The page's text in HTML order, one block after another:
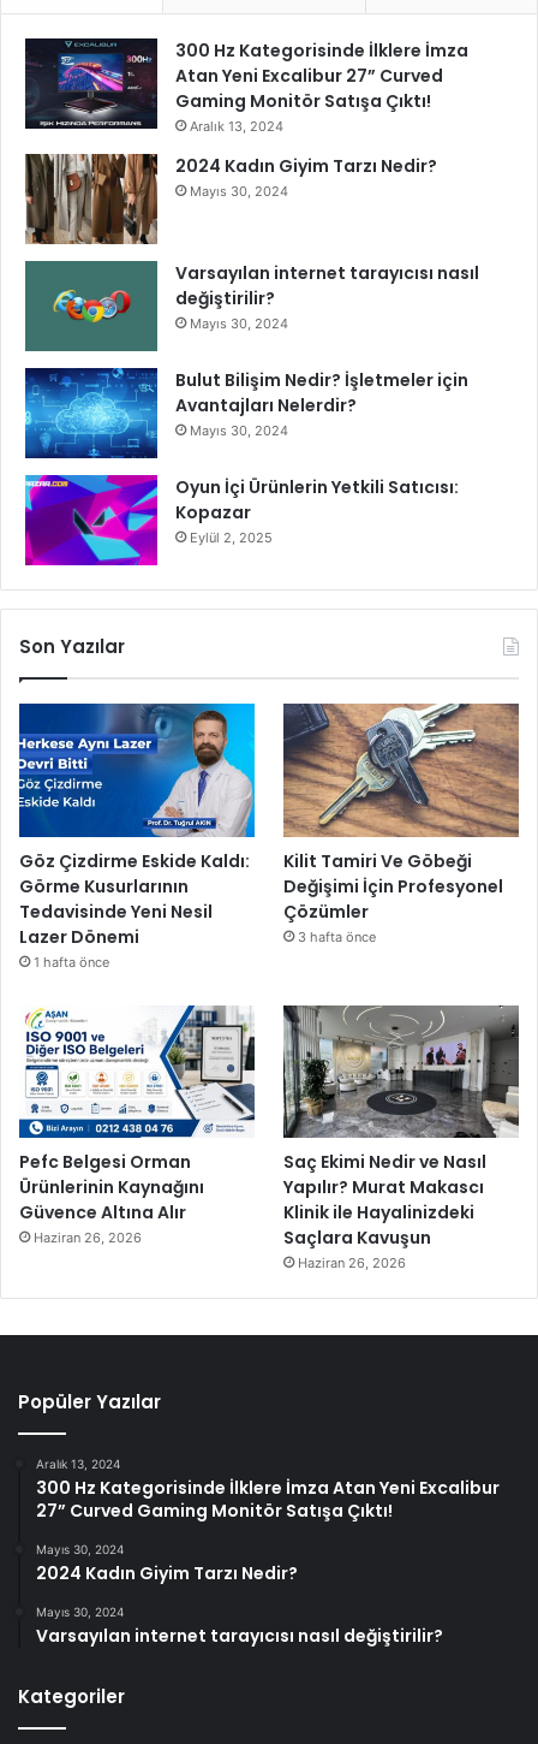
300 Hz Kategorisinde İlklere İmza
Atan Yeni Excalibur 27” Curved
Gaming Monitör Satışa Çıktı!
Aralık 13, 2024
2024 Kadın Giyim Tarzı Nedir?
Mayıs 30, 2024
Varsayılan internet tarayıcısı nasıl
değiştirilir?
Mayıs 30, 2024
Bulut Bilişim Nedir? İşletmeler için
Avantajları Nelerdir?
Mayıs 30, 2024
Oyun İçi Ürünlerin Yetkili Satıcısı:
Kopazar
Eylül 2, 2025
Son Yazılar
Göz Çizdirme Eskide Kaldı:
Görme Kusurlarının
Tedavisinde Yeni Nesil
Lazer Dönemi
1 hafta önce
Kilit Tamiri Ve Göbeği
Değişimi İçin Profesyonel
Çözümler
3 hafta önce
Pefc Belgesi Orman
Ürünlerinin Kaynağını
Güvence Altına Alır
Haziran 26, 2026
Saç Ekimi Nedir ve Nasıl
Yapılır? Murat Makascı
Klinik ile Hayalinizdeki
Saçlara Kavuşun
Haziran 26, 2026
Popüler Yazılar
Aralık 13, 2024
300 Hz Kategorisinde İlklere İmza Atan Yeni Excalibur
27” Curved Gaming Monitör Satışa Çıktı!
Mayıs 30, 2024
2024 Kadın Giyim Tarzı Nedir?
Mayıs 30, 2024
Varsayılan internet tarayıcısı nasıl değiştirilir?
Kategoriler